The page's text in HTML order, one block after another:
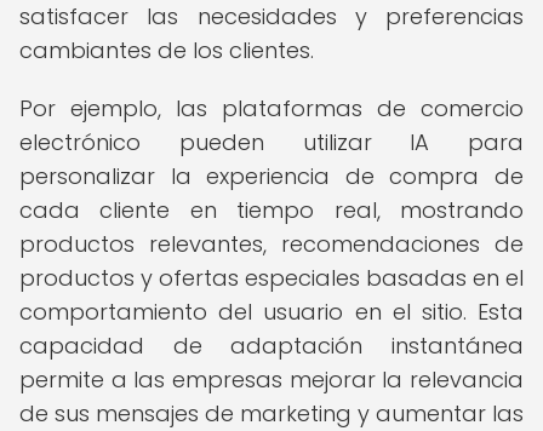
satisfacer las necesidades y preferencias
cambiantes de los clientes.
Por ejemplo, las plataformas de comercio
electrónico pueden utilizar IA para
personalizar la experiencia de compra de
cada cliente en tiempo real, mostrando
productos relevantes, recomendaciones de
productos y ofertas especiales basadas en el
comportamiento del usuario en el sitio. Esta
capacidad de adaptación instantánea
permite a las empresas mejorar la relevancia
de sus mensajes de marketing y aumentar las